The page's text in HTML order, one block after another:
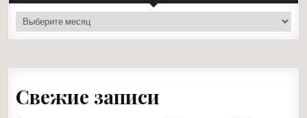
архивы
Свежие записи